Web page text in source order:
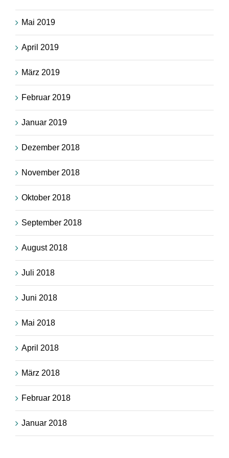
Mai 2019
April 2019
März 2019
Februar 2019
Januar 2019
Dezember 2018
November 2018
Oktober 2018
September 2018
August 2018
Juli 2018
Juni 2018
Mai 2018
April 2018
März 2018
Februar 2018
Januar 2018